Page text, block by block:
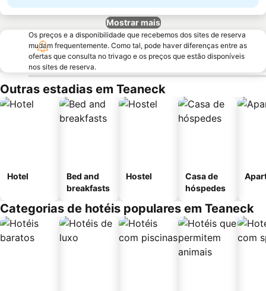
Mostrar mais
Os preços e a disponibilidade que recebemos dos sites de reserva
mudam frequentemente. Como tal, pode haver diferenças entre as
ofertas que consulta no trivago e os preços que estão disponíveis
nos sites de reserva.
Outras estadias em Teaneck
Hotel
Bed and
breakfasts
Hostel
Casa de
hóspedes
Categorias de hotéis populares em Teaneck